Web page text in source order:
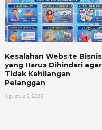
Kesalahan Website Bisnis
yang Harus Dihindari agar
Tidak Kehilangan
Pelanggan
Agustus 5, 2026